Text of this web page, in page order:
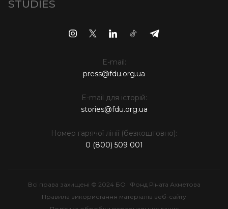
STUDIES
E-mail:
press@fdu.org.ua
E-mail для історій:
stories@fdu.org.ua
Номер гарячої лінії (безкоштовно):
0 (800) 509 001
Всі права захищені © 2024 БО "Фонд Ріната Ахметова
Правила використання матеріалів веб-сайту